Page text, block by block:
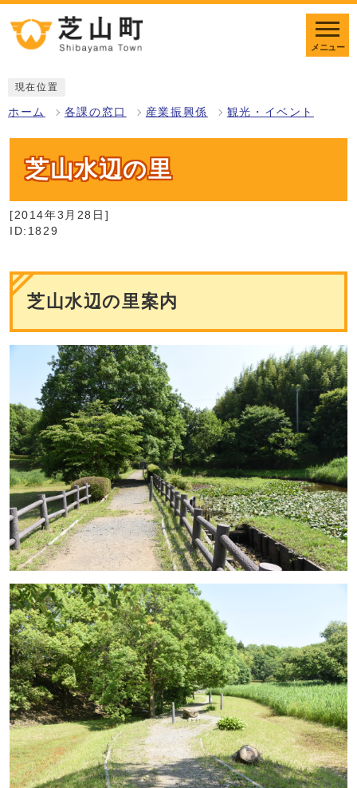
メニュー
現在位置
ホーム 各課の窓口 産業振興係 観光・イベント
芝山水辺の里
[2014年3月28日]
ID:1829
芝山水辺の里案内